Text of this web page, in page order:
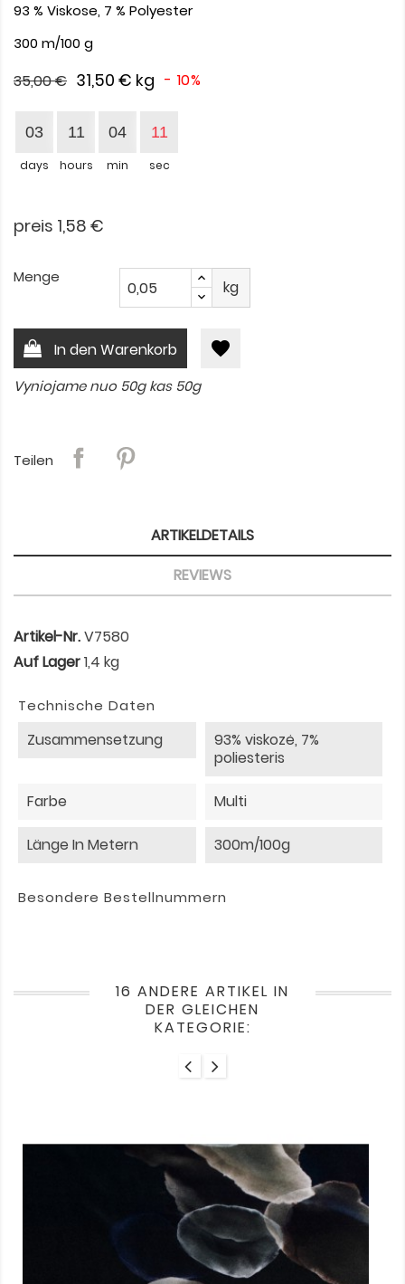
93 % Viskose, 7 % Polyester
300 m/100 g
31,50 € kg - 10%
35,00 €
03
days
11
hours
04
min
11
sec
preis 1,58 €
Menge
kg
In den Warenkorb favorite
Vyniojame nuo 50g kas 50g
Teilen
ARTIKELDETAILS
REVIEWS
Artikel-Nr.V7580
Auf Lager1,4 kg
Technische Daten
Zusammensetzung
93% viskozė, 7%
poliesteris
Farbe Multi
Länge In Metern 300m/100g
Besondere Bestellnummern
16 ANDERE ARTIKEL IN
DER GLEICHEN
KATEGORIE: